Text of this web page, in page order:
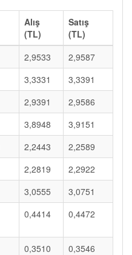
Alış
(TL)
Satış
(TL)
2,9533
2,9587
3,3331
3,3391
2,9391
2,9586
3,8948
3,9151
2,2443
2,2589
2,2819
2,2922
3,0555
3,0751
0,4414 0,4472
0,3510
0,3546